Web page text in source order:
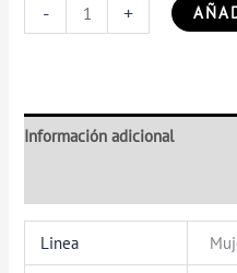
- +
Información adicional
Linea